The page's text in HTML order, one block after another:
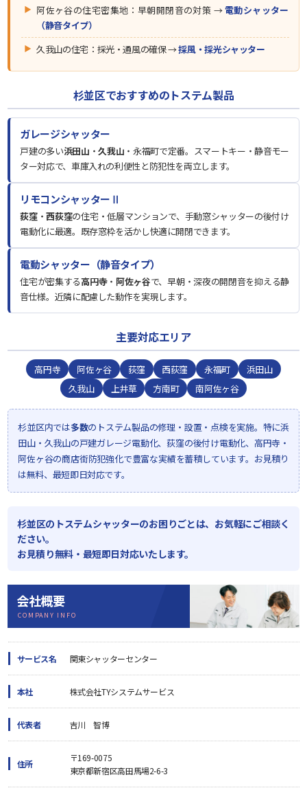
阿佐ヶ谷の住宅密集地：早朝開閉音の対策 →電動シャッター
（静音タイプ）
久我山の住宅：採光・通風の確保 →採風・採光シャッター
杉並区でおすすめのトステム製品
ガレージシャッター
戸建の多い浜田山 ・久我山 ・永福町で定番。スマートキー・静音モー
ター対応で、車庫入れの利便性と防犯性を両立します。
リモコンシャッターⅡ
荻窪・西荻窪の住宅・低層マンションで、手動窓シャッターの後付け
電動化に最適。既存窓枠を活かし快適に開閉できます。
電動シャッター（静音タイプ）
住宅が密集する高円寺・ 阿佐ヶ谷で、早朝・深夜の開閉音を抑える静
音仕様。近隣に配慮した動作を実現します。
主要対応エリア
高円寺 阿佐ヶ谷 荻窪 西荻窪 永福町
浜田山
久我山
上井草 方南町 南阿佐ヶ谷
杉並区内では多数のトステム製品の修理・設置・点検を実施。特に浜
田山・久我山の戸建ガレージ電動化、荻窪の後付け電動化、高円寺・
阿佐ヶ谷の商店街防犯強化で豊富な実績を蓄積しています。お見積り
は無料、最短即日対応です。
杉並区のトステムシャッターのお困りごとは、お気軽にご相談く
ださい。
お見積り無料・最短即日対応いたします。
会社概要
COMPANY INFO
サービス名 関東シャッターセンター
本社 株式会社TYシステムサービス
代表者 吉川 智博
住所
〒169-0075
東京都新宿区高田馬場2-6-3